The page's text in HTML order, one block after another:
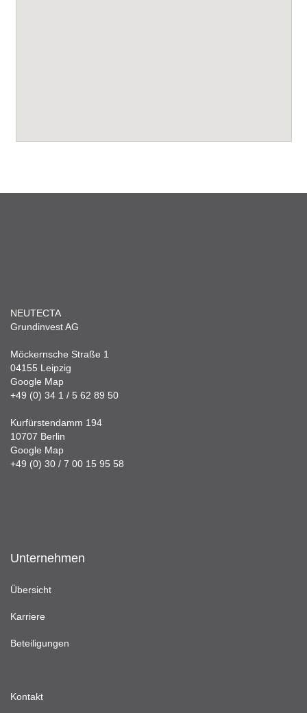
NEUTECTA
Grundinvest AG
Möckernsche Straße 1
04155 Leipzig
Google Map
+49 (0) 34 1 / 5 62 89 50
Kurfürstendamm 194
10707 Berlin
Google Map
+49 (0) 30 / 7 00 15 95 58
Unternehmen
Übersicht
Karriere
Beteiligungen
Kontakt